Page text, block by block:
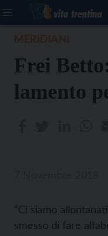
Frei
lamento
“Ci siamo
smesso di fare